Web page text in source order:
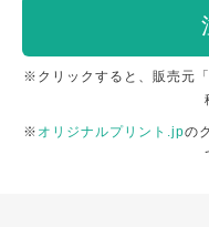
※クリックすると、販売元
※ オリジナルプリント.jpの